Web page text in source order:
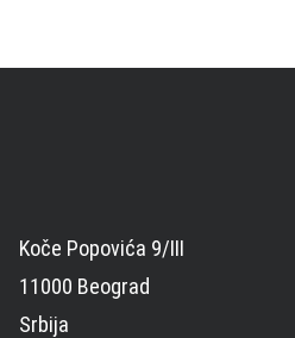
Koče Popovića 9/III
11000 Beograd
Srbija